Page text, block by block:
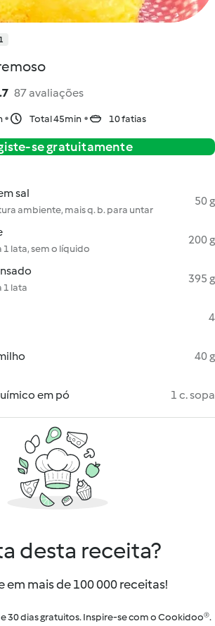
87 avaliações
Total 45min 10 fatias
se gratuitamente
sal
ambiente, mais q. b. para untar
50 g
lata, sem o líquido
200 g
1 lata
395 g
4
40 g
em pó 1 c. sopa
desta receita?
em mais de 100 000 receitas!
30 dias gratuitos. Inspire-se com o Cookidoo®.